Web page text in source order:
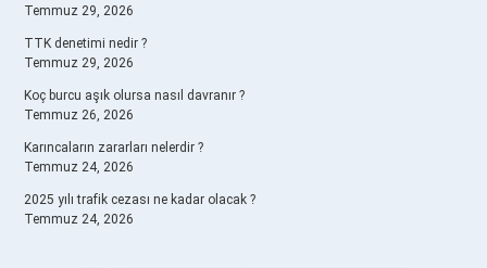
Temmuz 29, 2026
TTK denetimi nedir ?
Temmuz 29, 2026
Koç burcu aşık olursa nasıl davranır ?
Temmuz 26, 2026
Karıncaların zararları nelerdir ?
Temmuz 24, 2026
2025 yılı trafik cezası ne kadar olacak ?
Temmuz 24, 2026